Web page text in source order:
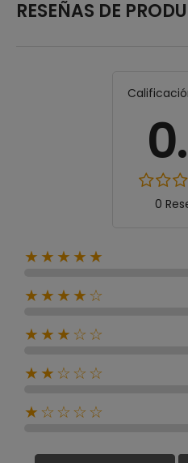
RESEÑAS DE
0
★★★★★
★★★★☆
★★★☆☆
★★☆☆☆
★☆☆☆☆